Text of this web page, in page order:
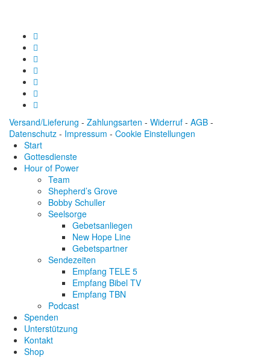
Versand/Lieferung - Zahlungsarten - Widerruf - AGB -
Datenschutz - Impressum - Cookie Einstellungen
Start
Gottesdienste
Hour of Power
Team
Shepherd’s Grove
Bobby Schuller
Seelsorge
Gebetsanliegen
New Hope Line
Gebetspartner
Sendezeiten
Empfang TELE 5
Empfang Bibel TV
Empfang TBN
Podcast
Spenden
Unterstützung
Kontakt
Shop